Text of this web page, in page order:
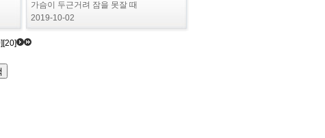
가슴이 두근거려 잠을 못잘 때
2019-10-02
[20]